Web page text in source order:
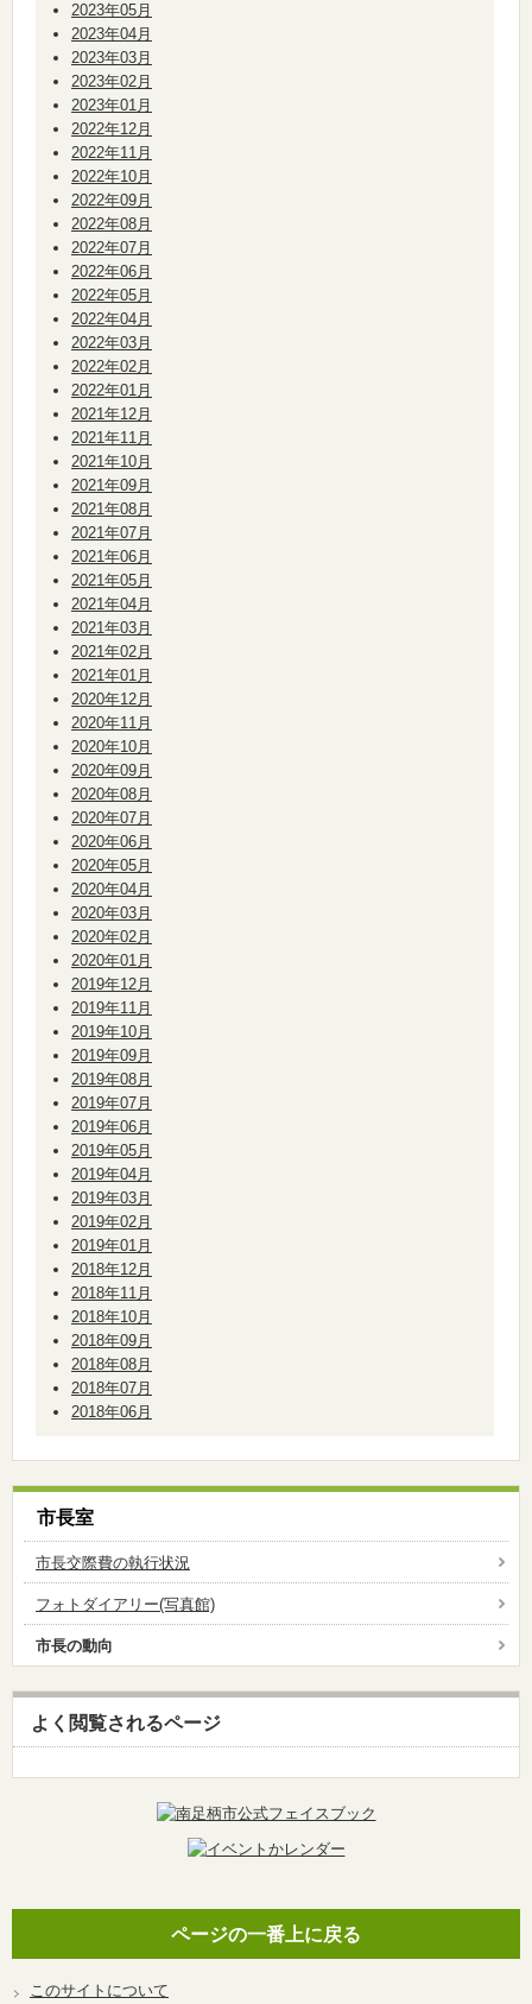
2023年05月
2023年04月
2023年03月
2023年02月
2023年01月
2022年12月
2022年11月
2022年10月
2022年09月
2022年08月
2022年07月
2022年06月
2022年05月
2022年04月
2022年03月
2022年02月
2022年01月
2021年12月
2021年11月
2021年10月
2021年09月
2021年08月
2021年07月
2021年06月
2021年05月
2021年04月
2021年03月
2021年02月
2021年01月
2020年12月
2020年11月
2020年10月
2020年09月
2020年08月
2020年07月
2020年06月
2020年05月
2020年04月
2020年03月
2020年02月
2020年01月
2019年12月
2019年11月
2019年10月
2019年09月
2019年08月
2019年07月
2019年06月
2019年05月
2019年04月
2019年03月
2019年02月
2019年01月
2018年12月
2018年11月
2018年10月
2018年09月
2018年08月
2018年07月
2018年06月
市長室
市長交際費の執行状況
フォトダイアリー(写真館)
市長の動向
よく閲覧されるページ
ページの一番上に戻る
このサイトについて